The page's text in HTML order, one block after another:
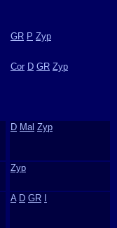
GR P Zyp
Cor D GR Zyp
D Mal Zyp
Zyp
A D GR